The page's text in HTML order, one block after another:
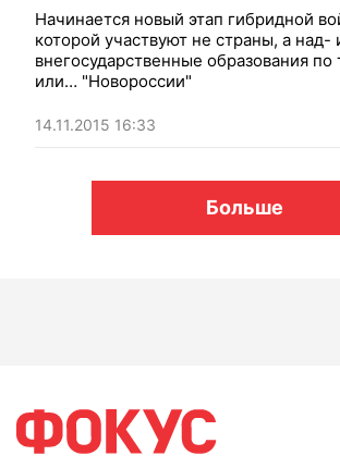
Начинается новый этап гибридной
которой участвуют не страны, а над-
внегосударственные образования
или… "Новороссии"
14.11.2015 16:33
Больше